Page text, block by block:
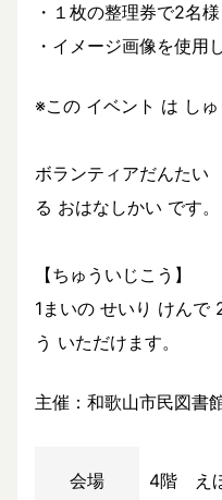
・１枚の整理券で2名
・イメージ画像を使用
※この イベント は しゅ
ボランティアだんたい
る おはなしかい です。
【ちゅういじこう】
1まいの せいり けんで
う いただけます。
主催：和歌山市民図書
会場 4階 え